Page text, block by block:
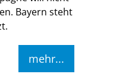
Bayern steht
mehr...